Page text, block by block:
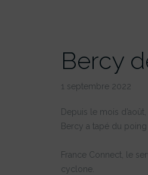
Bercy
1 septembre 2022
Depuis le mois
Bercy a tapé du
France Connect, le
cyclone.